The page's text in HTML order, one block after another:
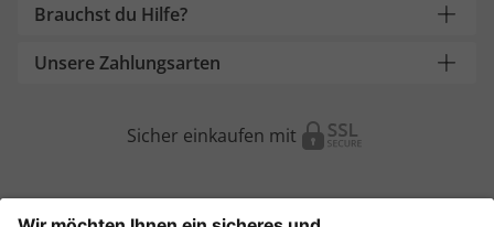
Brauchst du Hilfe?
Unsere Zahlungsarten
Sicher einkaufen mit
Weitere Onlineshops